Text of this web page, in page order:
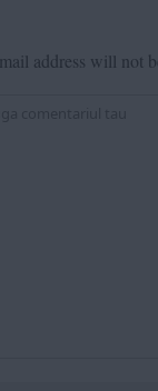
address will not